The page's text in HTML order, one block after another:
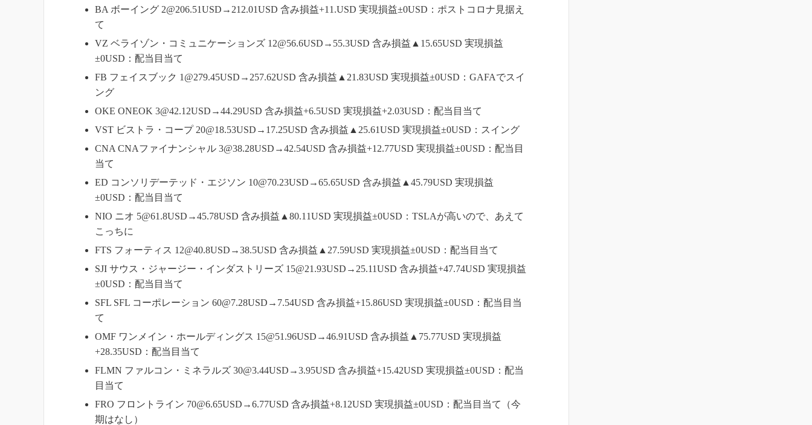
BA ボーイング 2@206.51USD→212.01USD 含み損益+11.USD 実現損益±0USD：ポストコロナ見据え
て
VZ ベライゾン・コミュニケーションズ 12@56.6USD→55.3USD 含み損益▲15.65USD 実現損益
±0USD：配当目当て
FB フェイスブック 1@279.45USD→257.62USD 含み損益▲21.83USD 実現損益±0USD：GAFAでスイ
ング
OKE ONEOK 3@42.12USD→44.29USD 含み損益+6.5USD 実現損益+2.03USD：配当目当て
VST ビストラ・コープ 20@18.53USD→17.25USD 含み損益▲25.61USD 実現損益±0USD：スイング
CNA CNAファイナンシャル 3@38.28USD→42.54USD 含み損益+12.77USD 実現損益±0USD：配当目
当て
ED コンソリデーテッド・エジソン 10@70.23USD→65.65USD 含み損益▲45.79USD 実現損益
±0USD：配当目当て
NIO ニオ 5@61.8USD→45.78USD 含み損益▲80.11USD 実現損益±0USD：TSLAが高いので、あえて
こっちに
FTS フォーティス 12@40.8USD→38.5USD 含み損益▲27.59USD 実現損益±0USD：配当目当て
SJI サウス・ジャージー・インダストリーズ 15@21.93USD→25.11USD 含み損益+47.74USD 実現損益
±0USD：配当目当て
SFL SFL コーポレーション 60@7.28USD→7.54USD 含み損益+15.86USD 実現損益±0USD：配当目当
て
OMF ワンメイン・ホールディングス 15@51.96USD→46.91USD 含み損益▲75.77USD 実現損益
+28.35USD：配当目当て
FLMN ファルコン・ミネラルズ 30@3.44USD→3.95USD 含み損益+15.42USD 実現損益±0USD：配当
目当て
FRO フロントライン 70@6.65USD→6.77USD 含み損益+8.12USD 実現損益±0USD：配当目当て（今
期はなし）